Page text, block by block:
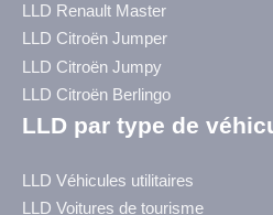
LLD Renault Master
LLD Citroën Jumper
LLD Citroën Jumpy
LLD Citroën Berlingo
LLD par type de
LLD Véhicules utilitaires
LLD Voitures de tourisme